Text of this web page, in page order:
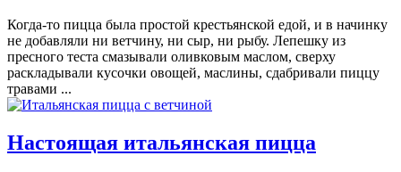
Когда-то пицца была простой крестьянской едой, и в начинку
не добавляли ни ветчину, ни сыр, ни рыбу. Лепешку из
пресного теста смазывали оливковым маслом, сверху
раскладывали кусочки овощей, маслины, сдабривали пиццу
травами ...
Настоящая итальянская пицца